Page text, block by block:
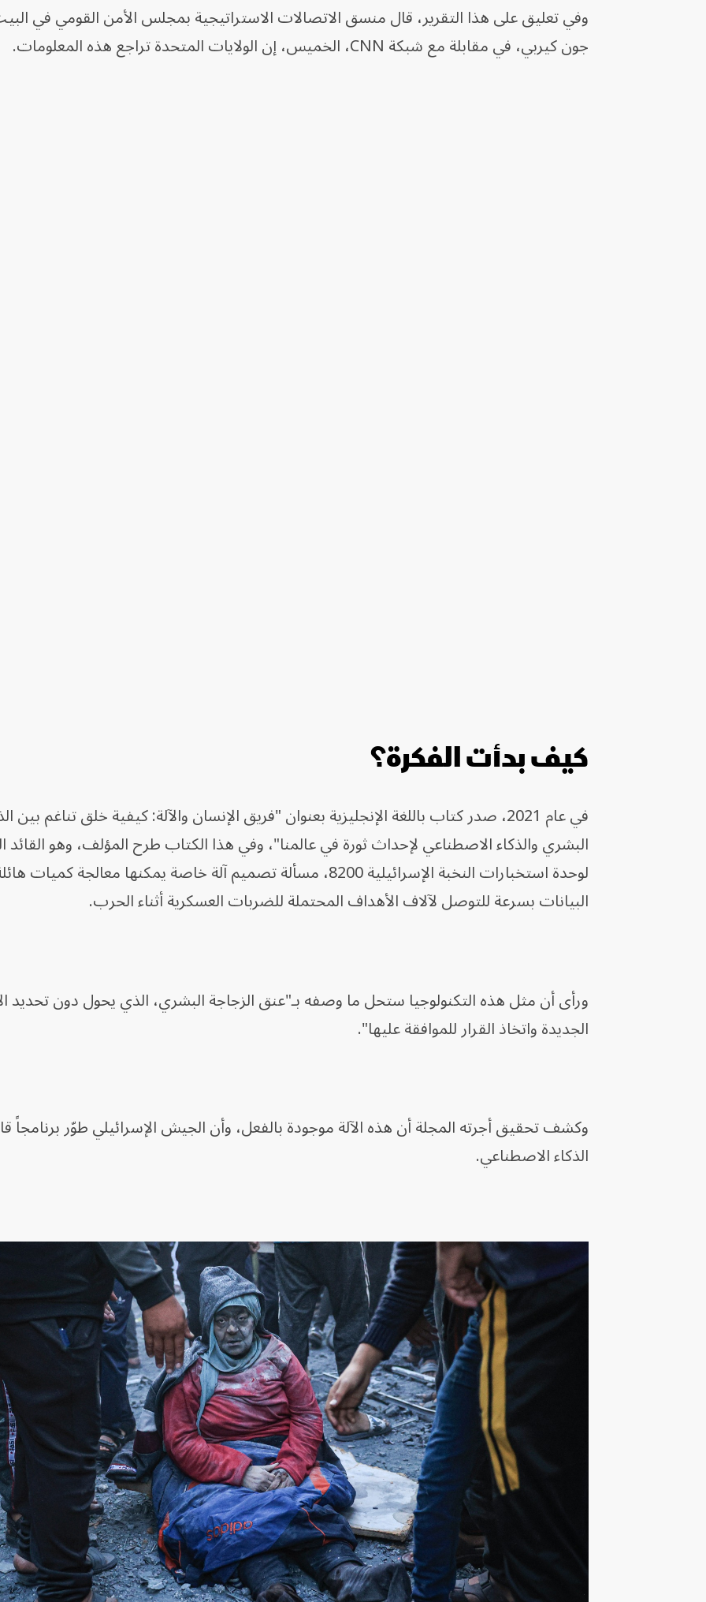
وفي تعليق على هذا التقرير، قال منسق الاتصالات الاستراتيجية بمجلس الأمن القومي في
جون كيربي، في مقابلة مع شبكة CNN، الخميس، إن الولايات المتحدة تراجع هذه المعلومات.
كيف بدأت الفكرة؟
في عام 2021، صدر كتاب باللغة الإنجليزية بعنوان "فريق الإنسان والآلة: كيفية خلق تناغم بين
البشري والذكاء الاصطناعي لإحداث ثورة في عالمنا"، وفي هذا الكتاب طرح المؤلف، وهو القائد
لوحدة استخبارات النخبة الإسرائيلية 8200، مسألة تصميم آلة خاصة يمكنها معالجة
البيانات بسرعة للتوصل لآلاف الأهداف المحتملة للضربات العسكرية أثناء الحرب.
ورأى أن مثل هذه التكنولوجيا ستحل ما وصفه بـ"عنق الزجاجة البشري، الذي يحول دون تحديد
الجديدة واتخاذ القرار للموافقة عليها".
وكشف تحقيق أجرته المجلة أن هذه الآلة موجودة بالفعل، وأن الجيش الإسرائيلي طوّر برنامجاً
الذكاء الاصطناعي.